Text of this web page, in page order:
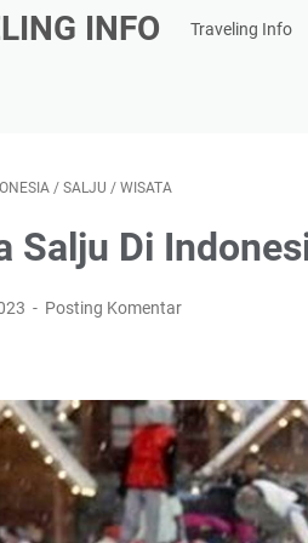
INFO Traveling Info
/ SALJU / WISATA
Salju Di
Posting Komentar